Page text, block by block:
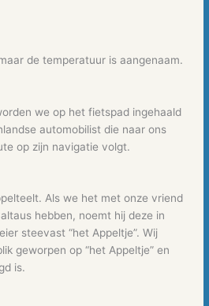
de temperatuur is aangenaam.
we op het fietspad ingehaald
automobilist die naar ons
op zijn navigatie volgt.
Als we het met onze vriend
hebben, noemt hij deze in
steevast “het Appeltje”. Wij
geworpen op “het Appeltje” en
is.